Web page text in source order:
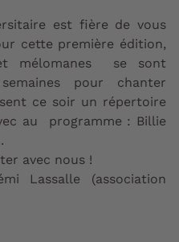
est fière de vous
cette première édition,
mélomanes se sont
pour chanter
ce soir un répertoire
au programme : Billie
avec nous !
Lassalle (association